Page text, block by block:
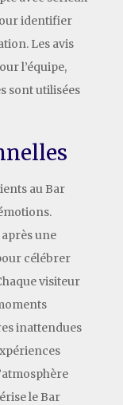
identifier
Les avis
l’équipe,
sont utilisées
au Bar
une
célébrer
visiteur
inattendues
le Bar